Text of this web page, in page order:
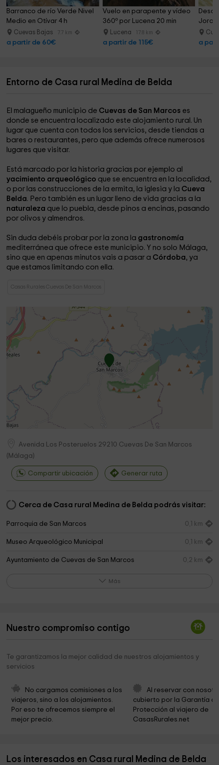
Barranco de río Verde Nivel
Medio en Otívar 4 h
Cuevas Bajas 7.7 km
a partir de 60€
Vuelo en parapente y vídeo
360º por Lucena 20 min
Lucena 17.8 km
a partir de 115€
Jorox
a
Entorno de Casa rural Medina de Belda
El malagueño municipio de Cuevas de San Marcos es
donde se encuentra localizado este alojamiento rural. Un
lugar que cuenta con todos los servicios, desde tiendas a
bares o restaurantes, pero que además ofrece numerosos
lugares que visitar.
Está marcado por la historia gracias por ejemplo al
yacimiento arqueológico que se encuentra en la localidad,
o por las construcciones de la ermita, la iglesia y la Cueva
Belda. Pero también es un lugar lleno de vida gracias a la
naturaleza que lo puebla, desde pinos a encinas, pasando
por olivos y almendros.
Sin duda debéis probar por la zona la gastronomía
mediterránea que ofrece este municipio. Y no solo Málaga,
sino que en apenas minutos vais a pasar a Córdoba, ya
que estamos limitando con ella.
Casas Rurales Cuevas De San Marcos
Avenida Los Posteruelos 29210 Cuevas De San Marcos
( Málaga)
Compartir ubicación Generar ruta
Cerca de Casa rural Medina de Belda podrás visitar:
Parroquia de San Marcos 0,1 km
Museo Arqueológico Municipal 0,1 km
Ayuntamiento de Cuevas de San Marcos 0,2 km
Sierra Del Camorro 2,0 km
Embarcadero de piraguas
Estacion Nautica Subbetica Lago de Andalucia
Iglesia Parroquial de la Expectación
Ayuntamiento De Encinas Reales 6,6 km
parque 6,8 km
Más
Nuestro compromiso contigo
Te garantizamos la mejor calidad de nuestros alojamientos y
servicios
No cargamos comisiones a los
viajeros, sino a los alojamientos.
Por eso te ofrecemos siempre el
mejor precio.
Al reservar con
cubierto por la Garantía
Protección al viajero de
CasasRurales.net
Los interesados en Casa rural Medina de Belda